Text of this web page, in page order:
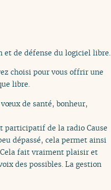
et de défense du logiciel libre.
choisi pour vous offrir une
libre.
de santé, bonheur,
participatif de la radio Cause
dépassé, cela permet ainsi
fait vraiment plaisir et
des possibles. La gestion